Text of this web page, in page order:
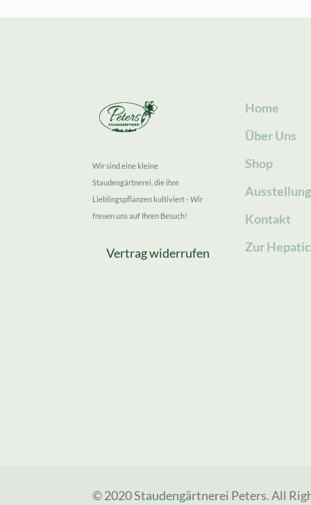
Wir sind eine kleine
Staudengärtnerei, die ihre
Lieblingspflanzen kultiviert - Wir
freuen uns auf Ihren Besuch!
Vertrag widerrufen
Home
Über Uns
Shop
Ausstellung
Kontakt
Zur
© 2020 Staudengärtnerei Peters. All